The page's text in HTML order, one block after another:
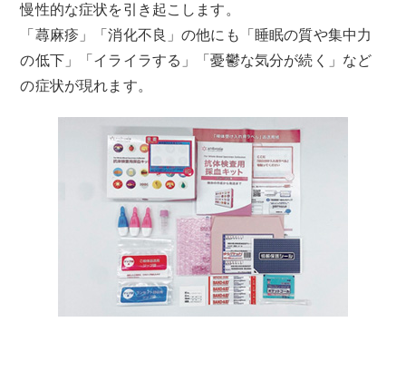
慢性的な症状を引き起こします。
「蕁麻疹」「消化不良」の他にも「睡眠の質や集中力
の低下」「イライラする」「憂鬱な気分が続く」など
の症状が現れます。